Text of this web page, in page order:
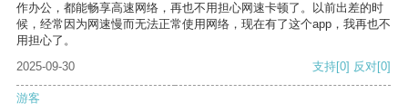
作办公，都能畅享高速网络，再也不用担心网速卡顿了。以前出差的时
候，经常因为网速慢而无法正常使用网络，现在有了这个app，我再也不
用担心了。
2025-09-30
支持[0] 反对[0]
游客